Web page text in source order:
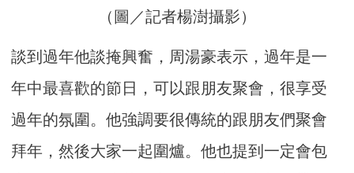
（圖／記者楊澍攝影）
談到過年他談掩興奮，周湯豪表示，過年是一
年中最喜歡的節日，可以跟朋友聚會，很享受
過年的氛圍。他強調要很傳統的跟朋友們聚會
拜年，然後大家一起圍爐。他也提到一定會包